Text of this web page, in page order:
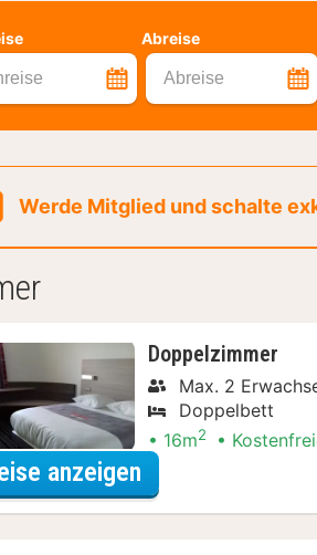
Abreise
Abreise
Werde Mitglied und schalte
Doppelzimmer
Max. 2
Doppelbett
16m2
anzeigen